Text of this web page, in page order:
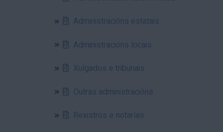
Administracións estatais
Administracións locais
Xulgados e tribunais
Outras administracións
Rexistros e notarías